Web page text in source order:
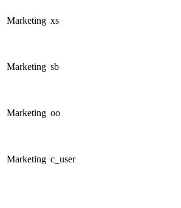
Marketing xs
Marketing sb
Marketing oo
Marketing c_user